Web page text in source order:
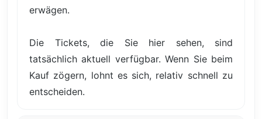
erwägen.
Die Tickets, die Sie hier sehen, sind
tatsächlich aktuell verfügbar. Wenn Sie beim
Kauf zögern, lohnt es sich, relativ schnell zu
entscheiden.